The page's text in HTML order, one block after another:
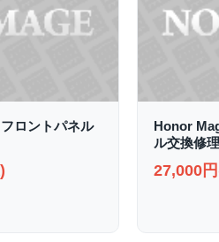
ロントパネル
Honor
ル交換修
27,000